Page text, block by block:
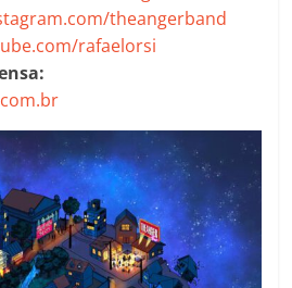
theangerband
rafaelorsi